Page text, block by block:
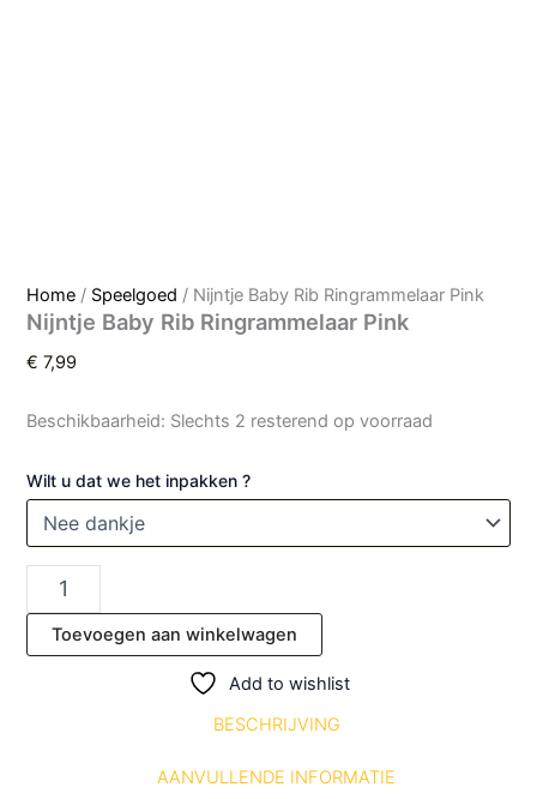
Home / Speelgoed / Nijntje Baby Rib Ringrammelaar Pink
Nijntje Baby Rib Ringrammelaar Pink
€ 7,99
Beschikbaarheid: Slechts 2 resterend op voorraad
Wilt u dat we het inpakken ?
Toevoegen aan winkelwagen
Add to wishlist
BESCHRIJVING
AANVULLENDE INFORMATIE